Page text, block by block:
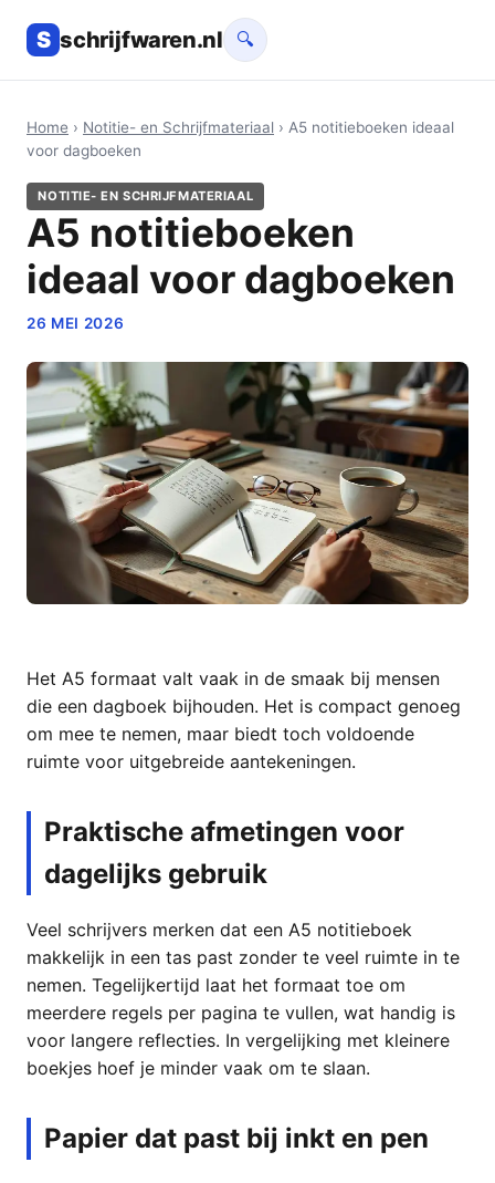
S schrijfwaren.nl 🔍
Home › Notitie- en Schrijfmateriaal › A5 notitieboeken ideaal
voor dagboeken
NOTITIE- EN SCHRIJFMATERIAAL
A5 notitieboeken
ideaal voor dagboeken
26 MEI 2026
Het A5 formaat valt vaak in de smaak bij mensen
die een dagboek bijhouden. Het is compact genoeg
om mee te nemen, maar biedt toch voldoende
ruimte voor uitgebreide aantekeningen.
Praktische afmetingen voor
dagelijks gebruik
Veel schrijvers merken dat een A5 notitieboek
makkelijk in een tas past zonder te veel ruimte in te
nemen. Tegelijkertijd laat het formaat toe om
meerdere regels per pagina te vullen, wat handig is
voor langere reflecties. In vergelijking met kleinere
boekjes hoef je minder vaak om te slaan.
Papier dat past bij inkt en pen